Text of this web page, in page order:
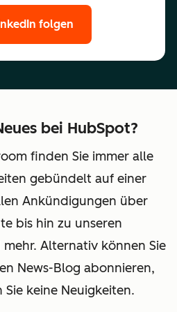
folgen
bei HubSpot?
finden Sie immer alle
gebündelt auf einer
Ankündigungen über
bis hin zu unseren
Alternativ können Sie
News-Blog abonnieren,
Sie keine Neuigkeiten.